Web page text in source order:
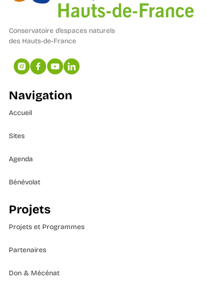
Conservatoire d’espaces naturels
des Hauts-de-France
Navigation
Accueil
Sites
Agenda
Bénévolat
Projets
Projets et Programmes
Partenaires
Don & Mécénat